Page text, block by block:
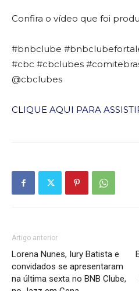
Confira o vídeo que foi
#bnbclube
#cbc #cbclubes
@cbclubes
CLIQUE AQUI PARA
Artigo anterior
Lorena Nunes, Iury Batista e
convidados se apresentaram
na última sexta no BNB Clube,